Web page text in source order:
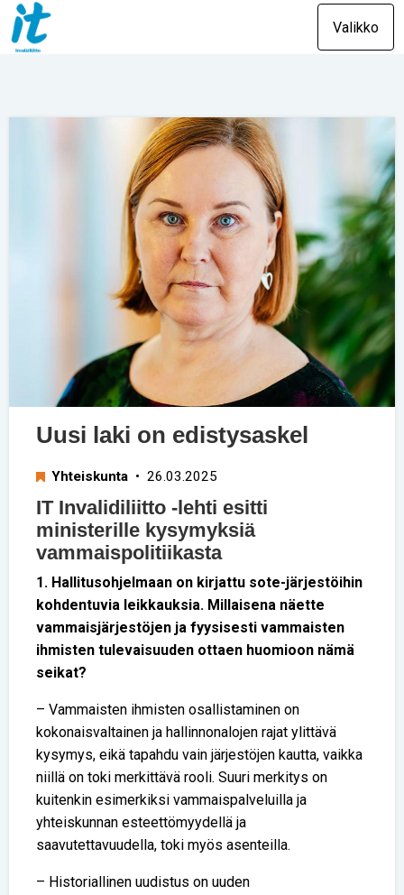
Valikko
Uusi laki on edistysaskel
Yhteiskunta • 26.03.2025
IT Invalidiliitto -lehti esitti
ministerille kysymyksiä
vammaispolitiikasta
1. Hallitusohjelmaan on kirjattu sote-järjestöihin
kohdentuvia leikkauksia. Millaisena näette
vammaisjärjestöjen ja fyysisesti vammaisten
ihmisten tulevaisuuden ottaen huomioon nämä
seikat?
– Vammaisten ihmisten osallistaminen on
kokonaisvaltainen ja hallinnonalojen rajat ylittävä
kysymys, eikä tapahdu vain järjestöjen kautta, vaikka
niillä on toki merkittävä rooli. Suuri merkitys on
kuitenkin esimerkiksi vammaispalveluilla ja
yhteiskunnan esteettömyydellä ja
saavutettavuudella, toki myös asenteilla.
– Historiallinen uudistus on uuden